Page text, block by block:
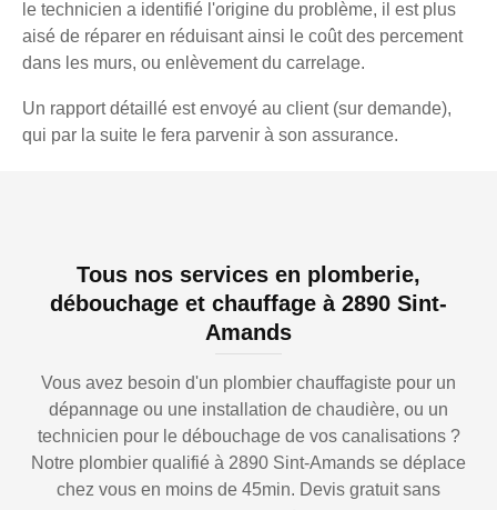
le technicien a identifié l'origine du problème, il est plus
aisé de réparer en réduisant ainsi le coût des percement
dans les murs, ou enlèvement du carrelage.
Un rapport détaillé est envoyé au client (sur demande),
qui par la suite le fera parvenir à son assurance.
Tous nos services en plomberie,
débouchage et chauffage à 2890 Sint-
Amands
Vous avez besoin d'un plombier chauffagiste pour un
dépannage ou une installation de chaudière, ou un
technicien pour le débouchage de vos canalisations ?
Notre plombier qualifié à 2890 Sint-Amands se déplace
chez vous en moins de 45min. Devis gratuit sans